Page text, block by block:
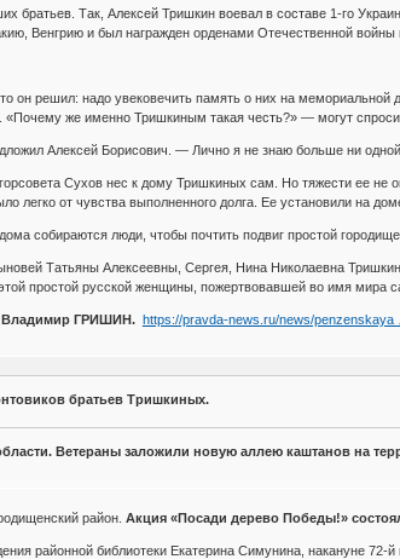
братьев. Так, Алексей Тришкин воевал в составе 1-го
Венгрию и был награжден орденами Отечественной
он решил: надо увековечить память о них на
«Почему же именно Тришкиным такая честь?» — могут
Алексей Борисович. — Лично я не знаю больше ни
Сухов нес к дому Тришкиных сам. Но тяжести ее
легко от чувства выполненного долга. Ее установили на
собираются люди, чтобы почтить подвиг простой
Татьяны Алексеевны, Сергея, Нина Николаевна
простой русской женщины, пожертвовавшей во имя мира
Владимир ГРИШИН. https://pravda-news.ru/news/
братьев Тришкиных.
Ветераны заложили новую аллею каштанов на
район. Акция «Посади дерево Победы!»
районной библиотеки Екатерина Симунина, накануне